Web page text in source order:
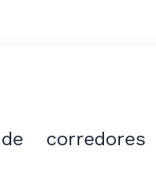
corredores